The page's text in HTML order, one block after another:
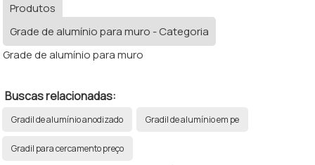
Produtos
Grade de alumínio para muro - Categoria
Grade de alumínio para muro
Buscas relacionadas:
Gradil de alumínio anodizado Gradil de alumínio em pe
Gradil para cercamento preço